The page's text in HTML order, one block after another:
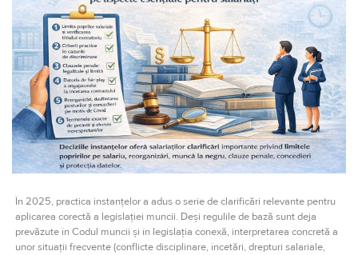
În 2025, practica instanțelor a adus o serie de clarificări relevante pentru
aplicarea corectă a legislației muncii. Deși regulile de bază sunt deja
prevăzute în Codul muncii și în legislația conexă, interpretarea concretă a
unor situații frecvente (conflicte disciplinare, încetări, drepturi salariale,